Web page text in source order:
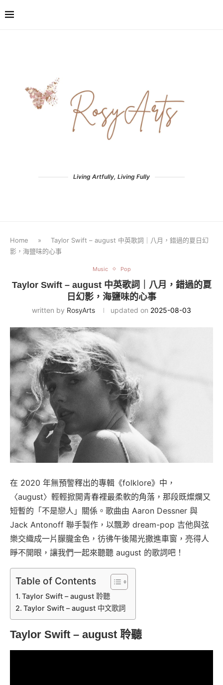
Living Artfully, Living Fully
Home »
Taylor Swift – august 中英歌詞｜八月，錯過的夏日幻
影，海鹽味的心事
Music Pop
Taylor Swift – august 中英歌詞｜八月，錯過的夏
日幻影，海鹽味的心事
written by RosyArts updated on 2025-08-03
在 2020 年無預警釋出的專輯《folklore》中，
〈august〉輕輕掀開青春裡最柔軟的角落，那段既燦爛又
短暫的「不是戀人」關係。歌曲由 Aaron Dessner 與
Jack Antonoff 聯手製作，以飄渺 dream-pop 吉他與弦
樂交織成一片朦朧金色，彷彿午後陽光撒進車窗，亮得人
睜不開眼，讓我們一起來聽聽 august 的歌詞吧！
Table of Contents
Taylor Swift – august 聆聽
Taylor Swift – august 中文歌詞
Taylor Swift – august 聆聽